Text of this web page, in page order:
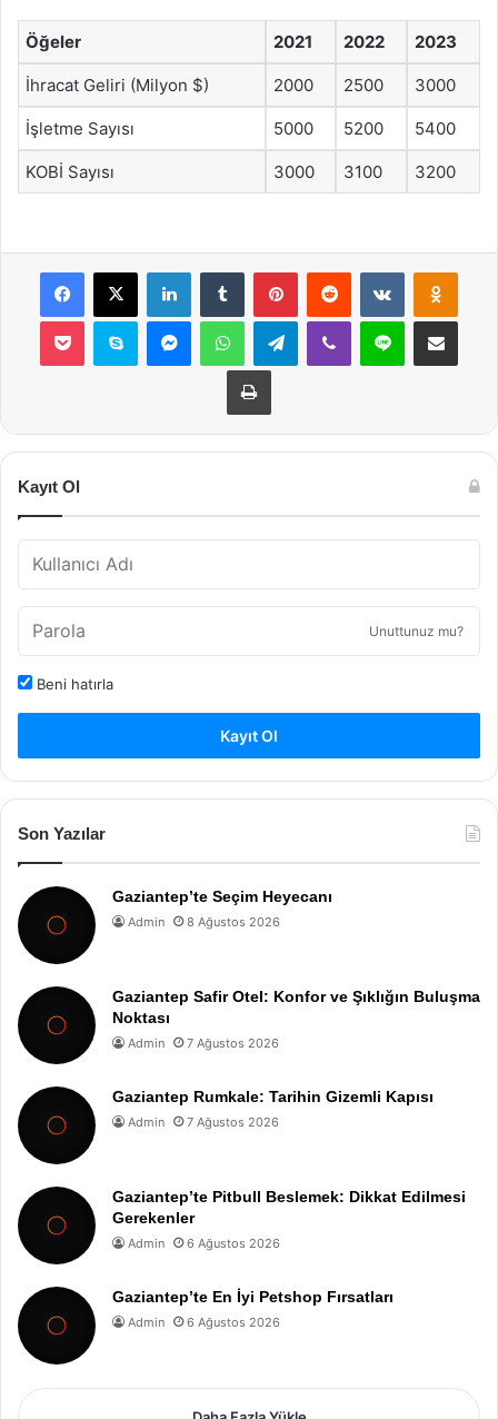
Öğeler 2021 2022 2023
İhracat Geliri (Milyon $) 2000 2500 3000
İşletme Sayısı 5000 5200 5400
KOBİ Sayısı 3000 3100 3200
Facebook
X LinkedInTumblr PinterestReddit VKontakte
Pocket Skype MessengerWhatsAppTelegramViber Line E-Posta ile
Yazdır
Kayıt Ol
Unuttunuz mu?
Beni hatırla
Kayıt Ol
Son Yazılar
Gaziantep’te Seçim Heyecanı
Admin 8 Ağustos 2026
Gaziantep Safir Otel: Konfor ve Şıklığın Buluşma
Noktası
Admin 7 Ağustos 2026
Gaziantep Rumkale: Tarihin Gizemli Kapısı
Admin 7 Ağustos 2026
Gaziantep’te Pitbull Beslemek: Dikkat Edilmesi
Gerekenler
Admin 6 Ağustos 2026
Gaziantep’te En İyi Petshop Fırsatları
Admin 6 Ağustos 2026